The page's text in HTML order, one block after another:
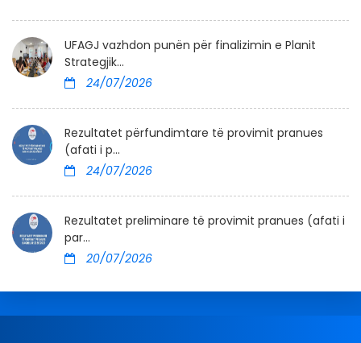
UFAGJ vazhdon punën për finalizimin e Planit
Strategjik...
24/07/2026
Rezultatet përfundimtare të provimit pranues
(afati i p...
24/07/2026
Rezultatet preliminare të provimit pranues (afati i
par...
20/07/2026